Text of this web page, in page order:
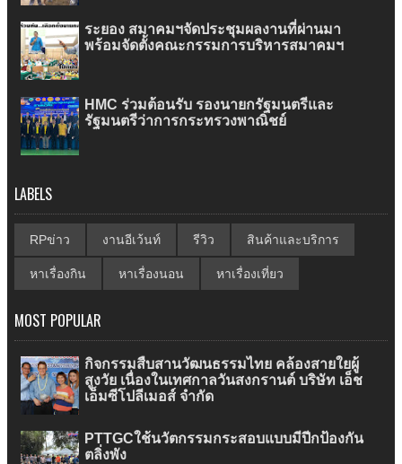
ระยอง สมาคมฯจัดประชุมผลงานที่ผ่านมา
พร้อมจัดตั้งคณะกรรมการบริหารสมาคมฯ
HMC ร่วมต้อนรับ รองนายกรัฐมนตรีและ
รัฐมนตรีว่าการกระทรวงพาณิชย์
LABELS
RPข่าว งานอีเว้นท์ รีวิว สินค้าและบริการ
หาเรื่องกิน หาเรื่องนอน หาเรื่องเที่ยว
MOST POPULAR
กิจกรรมสืบสานวัฒนธรรมไทย คล้องสายใยผู้
สูงวัย เนื่องในเทศกาลวันสงกรานต์ บริษัท เอ็ช
เอ็มซีโปลีเมอส์ จำกัด
PTTGCใช้นวัตกรรมกระสอบแบบมีปีกป้องกัน
ตลิ่งพัง